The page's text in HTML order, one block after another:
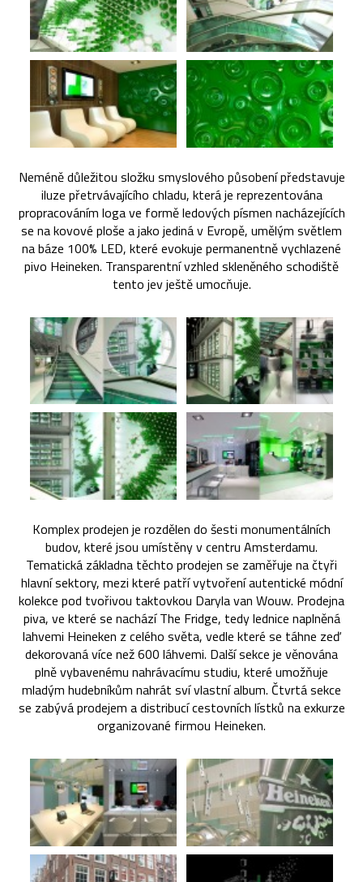
Neméně důležitou složku smyslového působení představuje
iluze přetrvávajícího chladu, která je reprezentována
propracováním loga ve formě ledových písmen nacházejících
se na kovové ploše a jako jediná v Evropě, umělým světlem
na báze 100% LED, které evokuje permanentně vychlazené
pivo Heineken. Transparentní vzhled skleněného schodiště
tento jev ještě umocňuje.
Komplex prodejen je rozdělen do šesti monumentálních
budov, které jsou umístěny v centru Amsterdamu.
Tematická základna těchto prodejen se zaměřuje na čtyři
hlavní sektory, mezi které patří vytvoření autentické módní
kolekce pod tvořivou taktovkou Daryla van Wouw. Prodejna
piva, ve které se nachází The Fridge, tedy lednice naplněná
lahvemi Heineken z celého světa, vedle které se táhne zeď
dekorovaná více než 600 láhvemi. Další sekce je věnována
plně vybavenému nahrávacímu studiu, které umožňuje
mladým hudebníkům nahrát sví vlastní album. Čtvrtá sekce
se zabývá prodejem a distribucí cestovních lístků na exkurze
organizované firmou Heineken.